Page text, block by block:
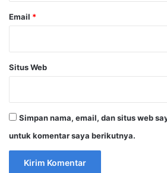
Email *
Situs Web
Simpan nama, email, dan situs web
untuk komentar saya berikutnya.